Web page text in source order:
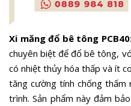
Xi măng đổ bê tông
chuyên biệt để đổ bê tông,
có nhiệt thủy hóa thấp và ít
tăng cường tính chống
trình. Sản phẩm này đảm